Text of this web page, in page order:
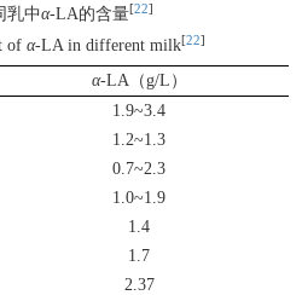
乳中α-LA的含量[22]
of α-LA in different milk[22]
α-LA（g/L）
1.9~3.4
1.2~1.3
0.7~2.3
1.0~1.9
1.4
1.7
2.37